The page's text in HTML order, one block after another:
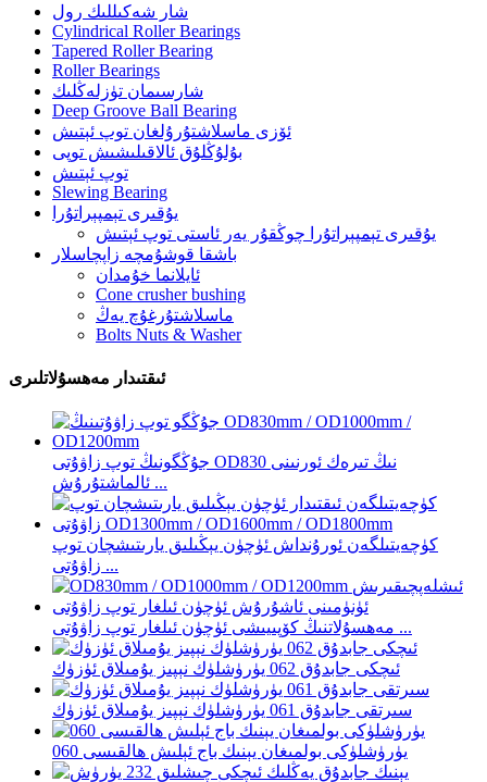
شار شەكىللىك رول
Cylindrical Roller Bearings
Tapered Roller Bearing
Roller Bearings
شارسىمان تۈزلەڭلىك
Deep Groove Ball Bearing
ئۆزى ماسلاشتۇرۇلغان توپ ئېتىش
بۇلۇڭلۇق ئالاقىلىشىش توپى
توپ ئېتىش
Slewing Bearing
يۇقىرى تېمپېراتۇرا
يۇقىرى تېمپېراتۇرا چوڭقۇر يەر ئاستى توپ ئېتىش
باشقا قوشۇمچە زاپچاسلار
ئايلانما خۇمدان
Cone crusher bushing
ماسلاشتۇرغۇچ يەڭ
Bolts Nuts & Washer
ئىقتىدار مەھسۇلاتلىرى
جۇڭگونىڭ توپ زاۋۇتى OD830 نىڭ تىرەك ئورنىنى
ئالماشتۇرۇش ...
كۈچەيتىلگەن ئورۇنداش ئۈچۈن يېڭىلىق يارىتىشچان توپ
زاۋۇتى ...
مەھسۇلاتنىڭ كۆپىيىشى ئۈچۈن ئىلغار توپ زاۋۇتى ...
ئىچكى جابدۇق 062 يۈرۈشلۈك نېپىز يۇمىلاق ئۈزۈك
سىرتقى جابدۇق 061 يۈرۈشلۈك نېپىز يۇمىلاق ئۈزۈك
060 يۈرۈشلۈكى بولمىغان يېنىك باج ئېلىش ھالقىسى